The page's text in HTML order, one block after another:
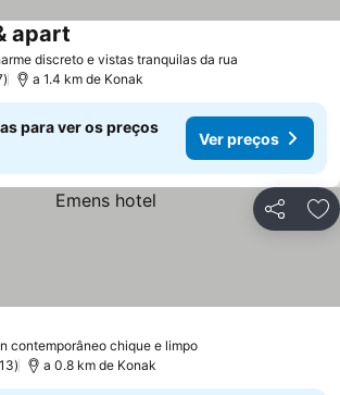
discreto e vistas tranquilas da rua
apart
a 1.4 km de Konak
para ver os preços
Ver preços
Partilhar
contemporâneo chique e limpo
a 0.8 km de Konak